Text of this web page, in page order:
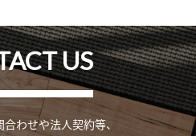
US
わせや法人契約等、